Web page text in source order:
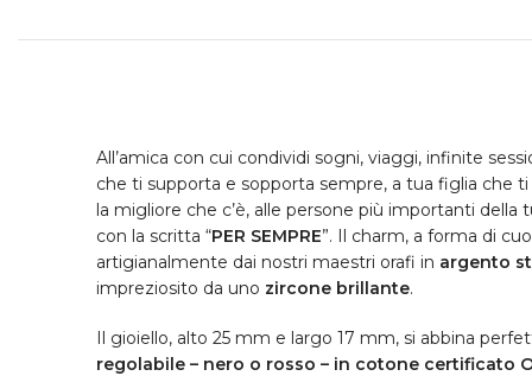
All’amica con cui condividi sogni, viaggi, infinite
che ti supporta e sopporta sempre, a tua figlia che ti
la migliore che c’è, alle persone più importanti della
con la scritta “PER SEMPRE”. Il charm, a forma di
artigianalmente dai nostri maestri orafi in argento
impreziosito da uno zircone brillante.
Il gioiello, alto 25 mm e largo 17 mm, si abbina
regolabile – nero o rosso – in cotone certificato